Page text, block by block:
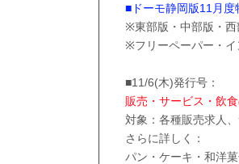
■ドーモ静岡版11月度
※東部版・中部版・西
※フリーペーパー・イ
■11/6(木)発行号：
販売・サービス・飲
対象：各種販売求人
さらに詳しく：
パン・ケーキ・和洋